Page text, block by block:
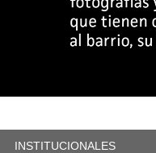
INSTITUCIONALES